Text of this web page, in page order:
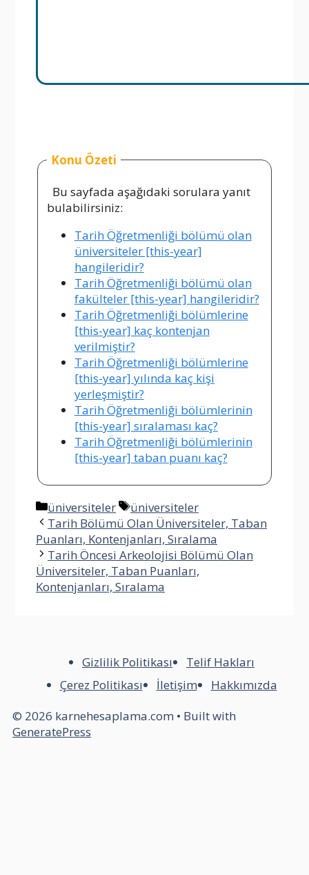
Konu Özeti
Bu sayfada aşağıdaki sorulara yanıt
bulabilirsiniz:
Tarih Öğretmenliği bölümü olan
üniversiteler [this-year]
hangileridir?
Tarih Öğretmenliği bölümü olan
fakülteler [this-year] hangileridir?
Tarih Öğretmenliği bölümlerine
[this-year] kaç kontenjan
verilmiştir?
Tarih Öğretmenliği bölümlerine
[this-year] yılında kaç kişi
yerleşmiştir?
Tarih Öğretmenliği bölümlerinin
[this-year] sıralaması kaç?
Tarih Öğretmenliği bölümlerinin
[this-year] taban puanı kaç?
Kategoriler
üniversiteler Etiketler
üniversiteler
Tarih Bölümü Olan Üniversiteler, Taban
Puanları, Kontenjanları, Sıralama
Tarih Öncesi Arkeolojisi Bölümü Olan
Üniversiteler, Taban Puanları,
Kontenjanları, Sıralama
Gizlilik Politikası
Telif Hakları
Çerez Politikası
İletişim
Hakkımızda
© 2026 karnehesaplama.com • Built with
GeneratePress